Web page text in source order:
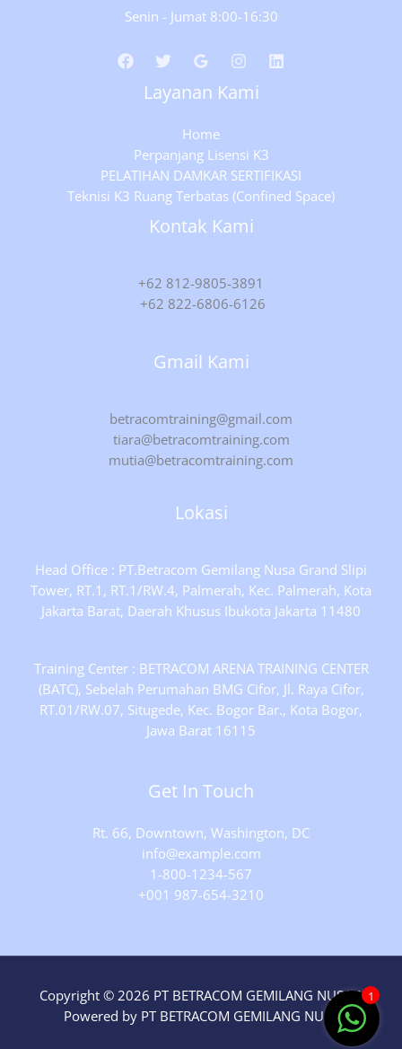
Senin - Jumat 8:00-16:30
Layanan Kami
Home
Perpanjang Lisensi K3
PELATIHAN DAMKAR SERTIFIKASI
Teknisi K3 Ruang Terbatas (Confined Space)
Kontak Kami
+62 812-9805-3891
+62 822-6806-6126
Gmail Kami
betracomtraining@gmail.com
tiara@betracomtraining.com
mutia@betracomtraining.com
Lokasi
Head Office : PT.Betracom Gemilang Nusa Grand Slipi
Tower, RT.1, RT.1/RW.4, Palmerah, Kec. Palmerah, Kota
Jakarta Barat, Daerah Khusus Ibukota Jakarta 11480
Training Center : BETRACOM ARENA TRAINING CENTER
(BATC), Sebelah Perumahan BMG Cifor, Jl. Raya Cifor,
RT.01/RW.07, Situgede, Kec. Bogor Bar., Kota Bogor,
Jawa Barat 16115
Get In Touch
Rt. 66, Downtown, Washington, DC
info@example.com​
1-800-1234-567
+001 987-654-3210
Copyright © 2026 PT BETRACOM GEMILANG NUSA |
Powered by PT BETRACOM GEMILANG NUSA
1